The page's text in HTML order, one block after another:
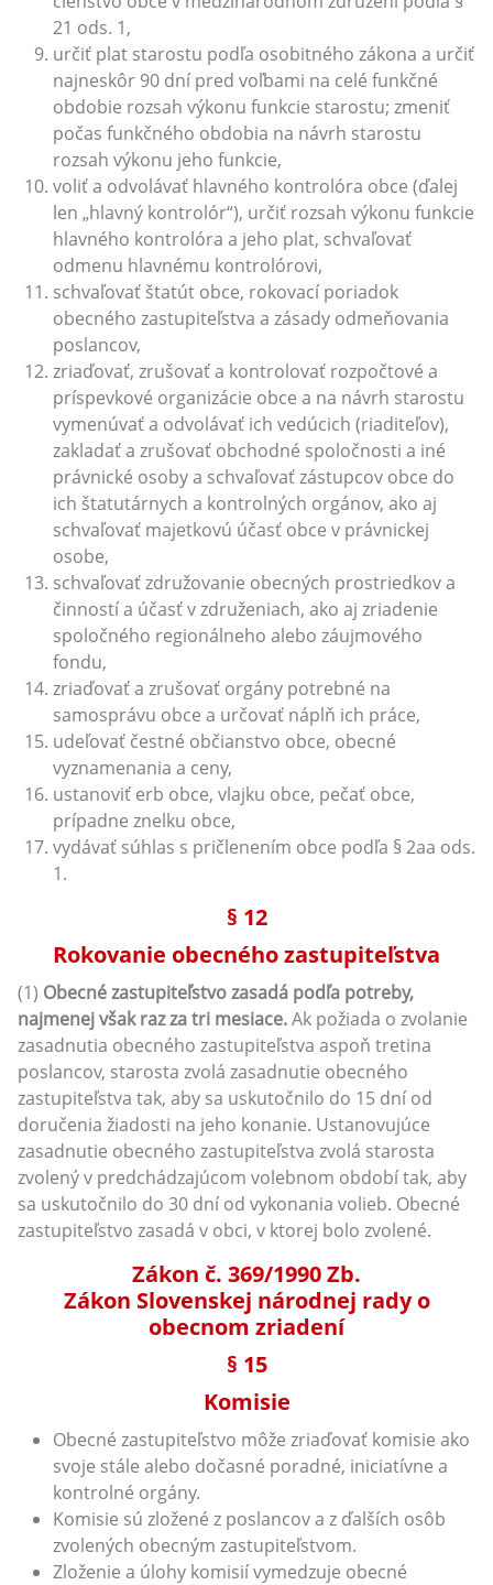
21 ods. 1,
určiť plat starostu podľa osobitného zákona a určiť
najneskôr 90 dní pred voľbami na celé funkčné
obdobie rozsah výkonu funkcie starostu; zmeniť
počas funkčného obdobia na návrh starostu
rozsah výkonu jeho funkcie,
voliť a odvolávať hlavného kontrolóra obce (ďalej
len „hlavný kontrolór“), určiť rozsah výkonu funkcie
hlavného kontrolóra a jeho plat, schvaľovať
odmenu hlavnému kontrolórovi,
schvaľovať štatút obce, rokovací poriadok
obecného zastupiteľstva a zásady odmeňovania
poslancov,
zriaďovať, zrušovať a kontrolovať rozpočtové a
príspevkové organizácie obce a na návrh starostu
vymenúvať a odvolávať ich vedúcich (riaditeľov),
zakladať a zrušovať obchodné spoločnosti a iné
právnické osoby a schvaľovať zástupcov obce do
ich štatutárnych a kontrolných orgánov, ako aj
schvaľovať majetkovú účasť obce v právnickej
osobe,
schvaľovať združovanie obecných prostriedkov a
činností a účasť v združeniach, ako aj zriadenie
spoločného regionálneho alebo záujmového
fondu,
zriaďovať a zrušovať orgány potrebné na
samosprávu obce a určovať náplň ich práce,
udeľovať čestné občianstvo obce, obecné
vyznamenania a ceny,
ustanoviť erb obce, vlajku obce, pečať obce,
prípadne znelku obce,
vydávať súhlas s pričlenením obce podľa § 2aa ods.
1.
§ 12
Rokovanie obecného zastupiteľstva
(1) Obecné zastupiteľstvo zasadá podľa potreby,
najmenej však raz za tri mesiace.Ak požiada o zvolanie
zasadnutia obecného zastupiteľstva aspoň tretina
poslancov, starosta zvolá zasadnutie obecného
zastupiteľstva tak, aby sa uskutočnilo do 15 dní od
doručenia žiadosti na jeho konanie. Ustanovujúce
zasadnutie obecného zastupiteľstva zvolá starosta
zvolený v predchádzajúcom volebnom období tak, aby
sa uskutočnilo do 30 dní od vykonania volieb. Obecné
zastupiteľstvo zasadá v obci, v ktorej bolo zvolené.
Zákon č. 369/1990 Zb.
Zákon Slovenskej národnej rady o
obecnom zriadení
§ 15
Komisie
Obecné zastupiteľstvo môže zriaďovať komisie ako
svoje stále alebo dočasné poradné, iniciatívne a
kontrolné orgány.
Komisie sú zložené z poslancov a z ďalších osôb
zvolených obecným zastupiteľstvom.
Zloženie a úlohy komisií vymedzuje obecné